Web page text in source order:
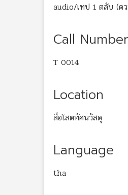
audio/เทป 1 ตลับ (ค
Call Number
T 0014
Location
สื่อโสตทัศนวัสดุ
Language
tha